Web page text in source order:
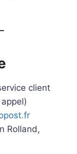
client
Rolland,